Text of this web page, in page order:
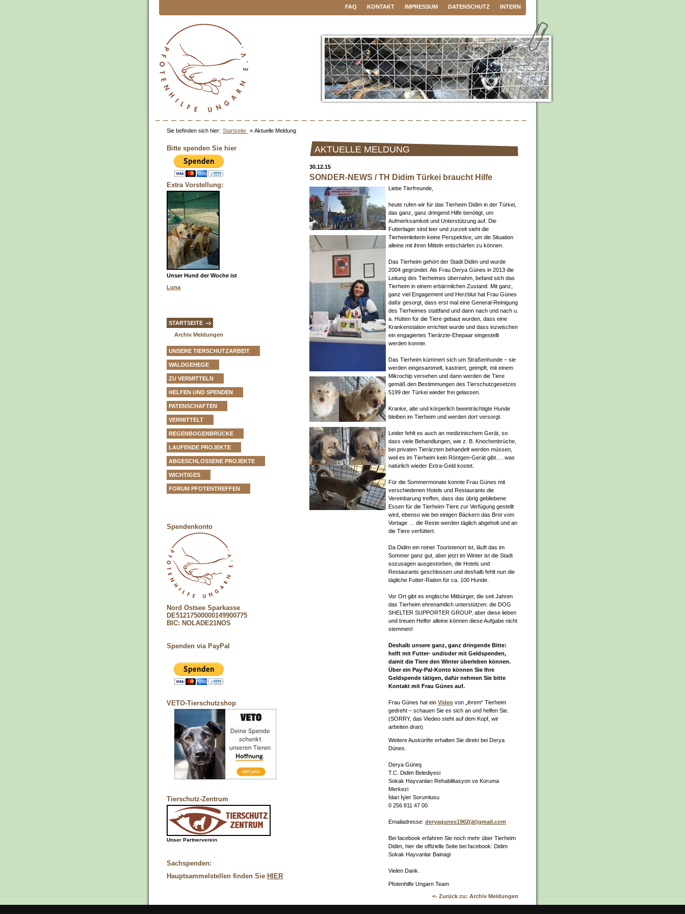
FAQ KONTAKT IMPRESSUM DATENSCHUTZ INTERN
Sie befinden sich hier: Startseite » Aktuelle Meldung
Bitte spenden Sie hier
Extra Vorstellung:
Unser Hund der Woche ist
Luna
STARTSEITE
Archiv Meldungen
UNSERE TIERSCHUTZARBEIT
WALDGEHEGE
ZU VERMITTELN
HELFEN UND SPENDEN
PATENSCHAFTEN
VERMITTELT
REGENBOGENBRÜCKE
LAUFENDE PROJEKTE
ABGESCHLOSSENE PROJEKTE
WICHTIGES
FORUM PFOTENTREFFEN
Spendenkonto
Nord Ostsee Sparkasse
DE51217500000149900775
BIC: NOLADE21NOS
Spenden via PayPal
VETO-Tierschutzshop
Tierschutz-Zentrum
Unser Partnerverein
Sachspenden:
Hauptsammelstellen finden Sie HIER
AKTUELLE MELDUNG
30.12.15
SONDER-NEWS / TH Didim Türkei braucht Hilfe
Liebe Tierfreunde,
heute rufen wir für das Tierheim Didim in der Türkei,
das ganz, ganz dringend Hilfe benötigt, um
Aufmerksamkeit und Unterstützung auf. Die
Futterlager sind leer und zurzeit sieht die
Tierheimleiterin keine Perspektive, um die Situation
alleine mit ihren Mitteln entschärfen zu können.
Das Tierheim gehört der Stadt Didim und wurde
2004 gegründet. Als Frau Derya Günes in 2013 die
Leitung des Tierheimes übernahm, befand sich das
Tierheim in einem erbärmlichen Zustand. Mit ganz,
ganz viel Engagement und Herzblut hat Frau Günes
dafür gesorgt, dass erst mal eine General-Reinigung
des Tierheimes stattfand und dann nach und nach u.
a. Hütten für die Tiere gebaut wurden, dass eine
Krankenstation errichtet wurde und dass inzwischen
ein engagiertes Tierärzte-Ehepaar eingestellt
werden konnte.
Das Tierheim kümmert sich um Straßenhunde – sie
werden eingesammelt, kastriert, geimpft, mit einem
Mikrochip versehen und dann werden die Tiere
gemäß den Bestimmungen des Tierschutzgesetzes
5199 der Türkei wieder frei gelassen.
Kranke, alte und körperlich beeinträchtigte Hunde
bleiben im Tierheim und werden dort versorgt.
Leider fehlt es auch an medizinischem Gerät, so
dass viele Behandlungen, wie z. B. Knochenbrüche,
bei privaten Tierärzten behandelt werden müssen,
weil es im Tierheim kein Röntgen-Gerät gibt…. was
natürlich wieder Extra-Geld kostet.
Für die Sommermonate konnte Frau Günes mit
verschiedenen Hotels und Restaurants die
Vereinbarung treffen, dass das übrig gebliebene
Essen für die Tierheim-Tiere zur Verfügung gestellt
wird, ebenso wie bei einigen Bäckern das Brot vom
Vortage … die Reste werden täglich abgeholt und an
die Tiere verfüttert.
Da Didim ein reiner Touristenort ist, läuft das im
Sommer ganz gut, aber jetzt im Winter ist die Stadt
sozusagen ausgestorben, die Hotels und
Restaurants geschlossen und deshalb fehlt nun die
tägliche Futter-Ration für ca. 100 Hunde.
Vor Ort gibt es englische Mitbürger, die seit Jahren
das Tierheim ehrenamtlich unterstützen: die DOG
SHELTER SUPPORTER GROUP, aber diese lieben
und treuen Helfer alleine können diese Aufgabe nicht
stemmen!
Deshalb unsere ganz, ganz dringende Bitte:
helft mit Futter- und/oder mit Geldspenden,
damit die Tiere den Winter überleben können.
Über ein Pay-Pal-Konto können Sie Ihre
Geldspende tätigen, dafür nehmen Sie bitte
Kontakt mit Frau Günes auf.
Frau Günes hat ein Video von „ihrem“ Tierheim
gedreht – schauen Sie es sich an und helfen Sie.
(SORRY, das Viedeo steht auf dem Kopf, wir
arbeiten dran).
Weitere Auskünfte erhalten Sie direkt bei Derya
Dünes.
Derya Güneş
T.C. Didim Belediyesi
Sokak Hayvanları Rehabilitasyon ve Koruma
Merkezi
İdari İşler Sorumlusu
0 256 811 47 00
Emailadresse: deryagunes1902(ät)gmail.com
Bei facebook erfahren Sie noch mehr über Tierheim
Didim, hier die offizielle Seite bei facebook: Didim
Sokak Hayvanlar Bainagi
Vielen Dank.
Pfotenhilfe Ungarn Team
<- Zurück zu: Archiv Meldungen